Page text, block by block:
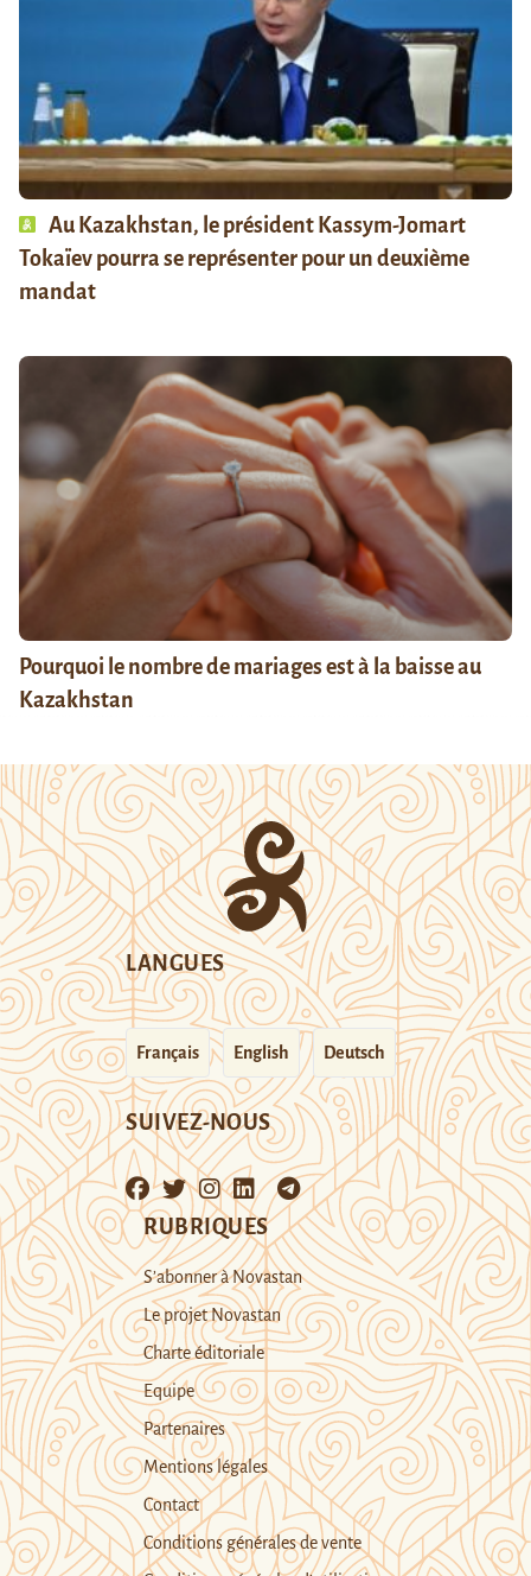
Au Kazakhstan, le président Kassym-Jomart
Tokaïev pourra se représenter pour un deuxième
mandat
Pourquoi le nombre de mariages est à la baisse au
Kazakhstan
LANGUES
Français English Deutsch
SUIVEZ-NOUS
RUBRIQUES
S’abonner à Novastan
Le projet Novastan
Charte éditoriale
Equipe
Partenaires
Mentions légales
Contact
Conditions générales de vente